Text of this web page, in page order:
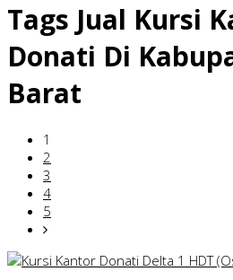
Tags Jual Kursi
Donati Di
Barat
1
2
3
4
5